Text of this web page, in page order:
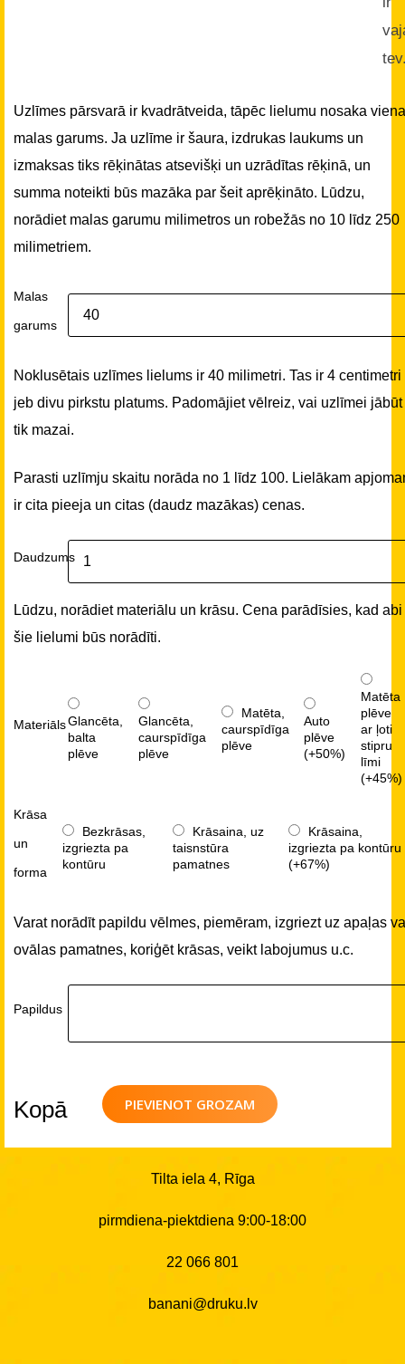
Uzlīmes pārsvarā ir kvadrātveida, tāpēc lielumu nosaka
malas garums. Ja uzlīme ir šaura, izdrukas laukums un
izmaksas tiks rēķinātas atsevišķi un uzrādītas rēķinā, un
summa noteikti būs mazāka par šeit aprēķināto. Lūdzu,
norādiet malas garumu milimetros un robežās no 10 līdz 250
milimetriem.
Malas
garums
Noklusētais uzlīmes lielums ir 40 milimetri. Tas ir 4 centimetri
jeb divu pirkstu platums. Padomājiet vēlreiz, vai uzlīmei jābūt
tik mazai.
Parasti uzlīmju skaitu norāda no 1 līdz 100. Lielākam
ir cita pieeja un citas (daudz mazākas) cenas.
Daudzums
Lūdzu, norādiet materiālu un krāsu. Cena parādīsies, kad abi
šie lielumi būs norādīti.
MateriālsGlancēta,
balta
plēve
Glancēta,
caurspīdīga
plēve
Matēta,
caurspīdīga
plēve
Auto
plēve
(+50%)
Matēta
plēve
ar ļoti
stipru
līmi
(+45%)
Krāsa
un
forma
Bezkrāsas,
izgriezta pa
kontūru
Krāsaina, uz
taisnstūra
pamatnes
Krāsaina,
izgriezta pa kontūru
(+67%)
Varat norādīt papildu vēlmes, piemēram, izgriezt uz apaļas
ovālas pamatnes, koriģēt krāsas, veikt labojumus u.c.
Papildus
PIEVIENOT GROZAM
Kopā
Tilta iela 4, Rīga
pirmdiena-piektdiena 9:00-18:00
22 066 801
banani@druku.lv